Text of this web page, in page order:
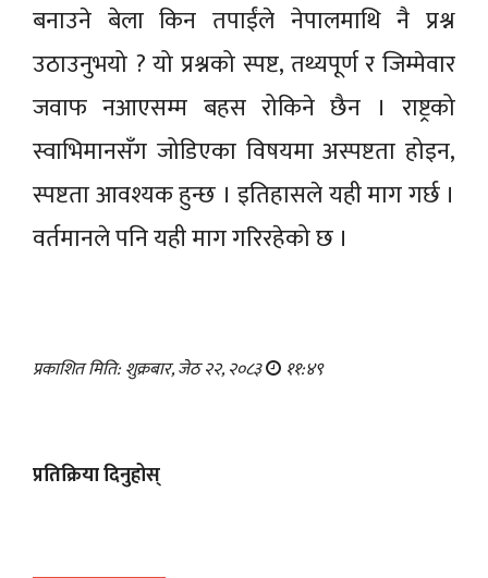
बनाउने बेला किन तपाईंले नेपालमाथि नै प्रश्न
उठाउनुभयो ? यो प्रश्नको स्पष्ट, तथ्यपूर्ण र जिम्मेवार
जवाफ नआएसम्म बहस रोकिने छैन । राष्ट्रको
स्वाभिमानसँग जोडिएका विषयमा अस्पष्टता होइन,
स्पष्टता आवश्यक हुन्छ । इतिहासले यही माग गर्छ ।
वर्तमानले पनि यही माग गरिरहेको छ ।
प्रकाशित मिति: शुक्रबार, जेठ २२, २०८३ ११:४९
प्रतिक्रिया दिनुहोस्